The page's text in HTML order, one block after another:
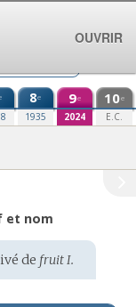
8e
1935
9e
2024
10e
E.C.
et nom
de fruit I.
OUVRIR